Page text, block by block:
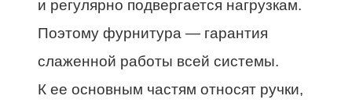
и регулярно подвергается нагрузкам.
Поэтому фурнитура — гарантия
слаженной работы всей системы.
К ее основным частям относят ручки,